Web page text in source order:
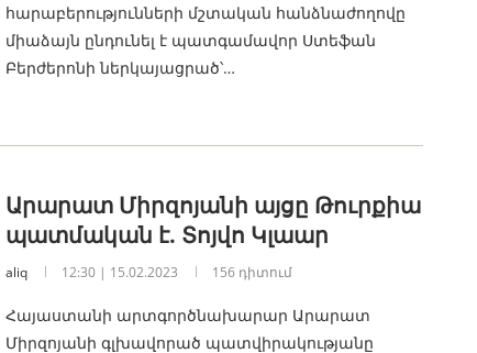
հարաբերությունների մշտական հանձնաժողովը
միաձայն ընդունել է պատգամավոր Ստեֆան
Բերժերոնի ներկայացրած՝…
Արարատ Միրզոյանի այցը Թուրքիա
պատմական է. Տոյվո Կլաար
aliq 12:30 | 15.02.2023 156 դիտում
Հայաստանի արտգործնախարար Արարատ
Միրզոյանի գլխավորած պատվիրակությանը